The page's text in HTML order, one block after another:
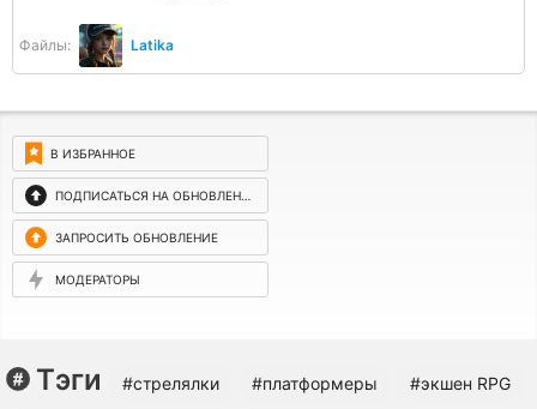
Файлы: Latika
В ИЗБРАННОЕ
ПОДПИСАТЬСЯ НА ОБНОВЛЕНИЯ
ЗАПРОСИТЬ ОБНОВЛЕНИЕ
МОДЕРАТОРЫ
Тэги #стрелялки #платформеры #экшен RPG